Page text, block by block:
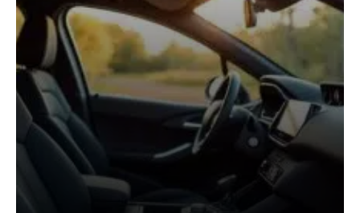
26 janvier 2026